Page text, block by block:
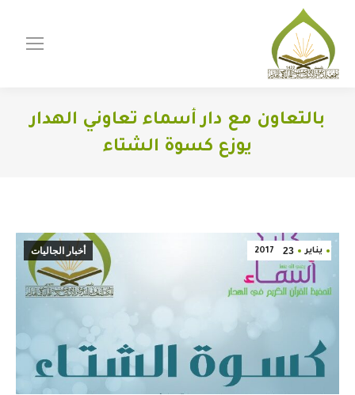
بالتعاون مع دار أسماء تعاوني الهدار
يوزع كسوة الشتاء
يناير 23
2017 أخبار الجاليات